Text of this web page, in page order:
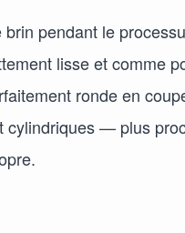
pendant le
lisse et comme
ronde en
— plus